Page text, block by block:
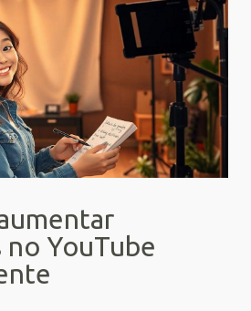
YouTube